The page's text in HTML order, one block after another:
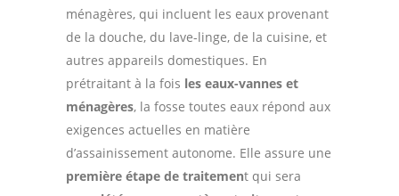
ménagères, qui incluent les eaux provenant
de la douche, du lave-linge, de la cuisine, et
autres appareils domestiques. En
prétraitant à la fois les eaux-vannes et
ménagères, la fosse toutes eaux répond aux
exigences actuelles en matière
d’assainissement autonome. Elle assure une
première étape de traitement qui sera